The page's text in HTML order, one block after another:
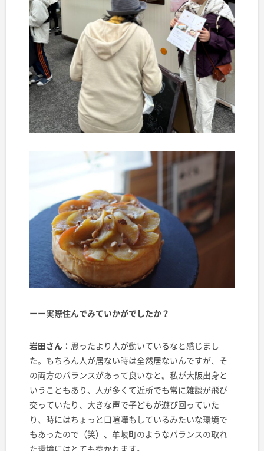
ーー実際住んでみていかがでしたか？
岩田さん： 思ったより人が動いているなと感じまし
た。もちろん人が居ない時は全然居ないんですが、そ
の両方のバランスがあって良いなと。私が大阪出身と
いうこともあり、人が多くて近所でも常に雑談が飛び
交っていたり、大きな声で子どもが遊び回っていた
り、時にはちょっと口喧嘩もしているみたいな環境で
もあったので（笑）、牟岐町のようなバランスの取れ
た環境にはとても惹かれます。